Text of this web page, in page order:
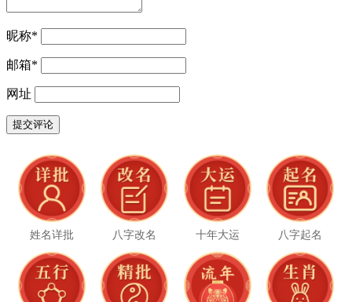
昵称*
邮箱*
网址
姓名详批 八字改名 十年大运 八字起名